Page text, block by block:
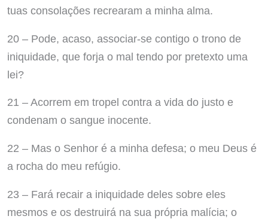
tuas consolações recrearam a minha alma.
20 – Pode, acaso, associar-se contigo o trono de
iniquidade, que forja o mal tendo por pretexto uma
lei?
21 – Acorrem em tropel contra a vida do justo e
condenam o sangue inocente.
22 – Mas o Senhor é a minha defesa; o meu Deus é
a rocha do meu refúgio.
23 – Fará recair a iniquidade deles sobre eles
mesmos e os destruirá na sua própria malícia; o